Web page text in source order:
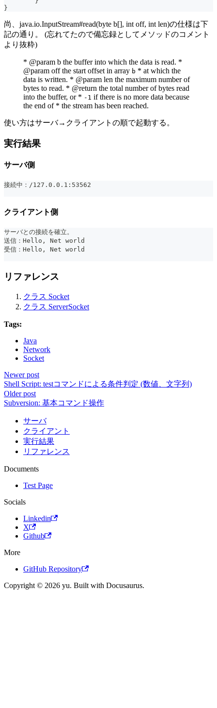
}
尚、java.io.InputStream#read(byte b[], int off, int len)の仕様は下
記の通り。 (忘れてたので備忘録としてメソッドのコメント
より抜粋)
* @param b the buffer into which the data is read. *
@param off the start offset in array b * at which the
data is written. * @param len the maximum number of
bytes to read. * @return the total number of bytes read
into the buffer, or * -1 if there is no more data because
the end of * the stream has been reached.
使い方はサーバ→クライアントの順で起動する。
実行結果
サーバ側
接続中：/127.0.0.1:53562
クライアント側
サーバとの接続を確立。
送信：Hello, Net world
受信：Hello, Net world
リファレンス
クラス Socket
クラス ServerSocket
Tags:
Java
Network
Socket
Newer post
Shell Script: testコマンドによる条件判定 (数値、文字列)
Older post
Subversion: 基本コマンド操作
サーバ
クライアント
実行結果
リファレンス
Documents
Test Page
Socials
Linkedin
X
Github
More
GitHub Repository
Copyright © 2026 yu. Built with Docusaurus.